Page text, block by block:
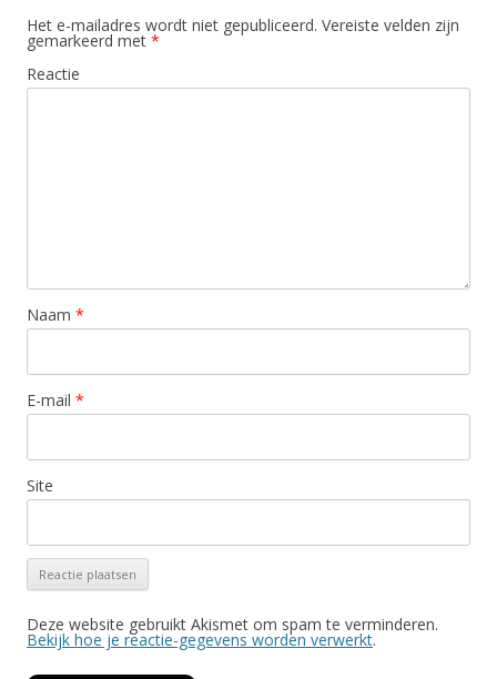
Het e-mailadres wordt niet gepubliceerd. Vereiste velden zijn
gemarkeerd met *
Reactie
Naam *
E-mail *
Site
Deze website gebruikt Akismet om spam te verminderen.
Bekijk hoe je reactie-gegevens worden verwerkt.